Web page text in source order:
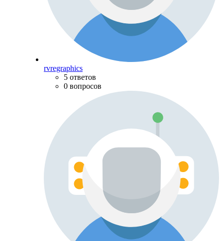
rvregraphics
5 ответов
0 вопросов